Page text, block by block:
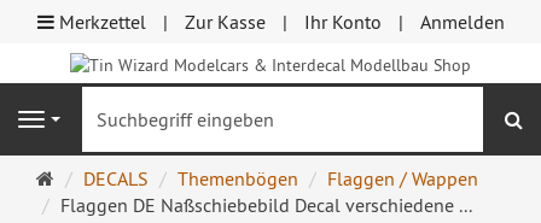
Merkzettel Zur Kasse Ihr Konto Anmelden
Navigation
Startseite
DECALS Themenbögen
Flaggen / Wappen
Flaggen DE Naßschiebebild Decal verschiedene ...